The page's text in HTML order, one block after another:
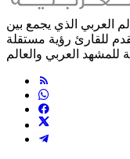
العربي الذي يجمع بين
للقارئ رؤية مستقلة